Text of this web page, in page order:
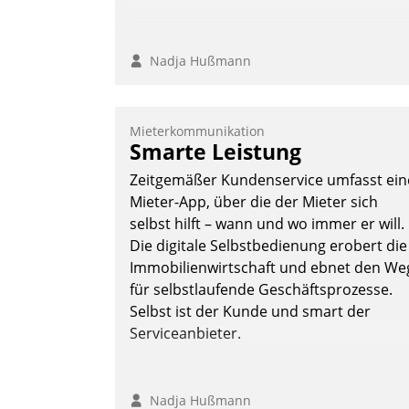
Nadja Hußmann
Mieterkommunikation
Smarte Leistung
Zeitgemäßer Kundenservice umfasst
Mieter-App, über die der Mieter sich
selbst hilft – wann und wo immer er will.
Die digitale Selbstbedienung erobert die
Immobilienwirtschaft und ebnet den
für selbstlaufende Geschäftsprozesse.
Selbst ist der Kunde und smart der
Serviceanbieter.
Nadja Hußmann